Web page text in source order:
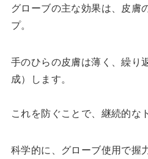
グローブの主な効果は、皮膚
プ。
手のひらの皮膚は薄く、繰り
成）します。
これを防ぐことで、継続的な
科学的に、グローブ使用で握